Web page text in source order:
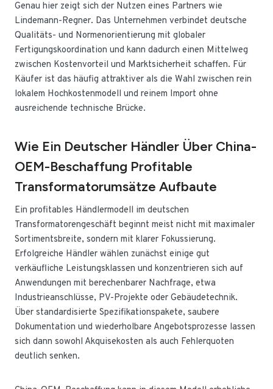
Genau hier zeigt sich der Nutzen eines Partners wie
Lindemann-Regner. Das Unternehmen verbindet deutsche
Qualitäts- und Normenorientierung mit globaler
Fertigungskoordination und kann dadurch einen Mittelweg
zwischen Kostenvorteil und Marktsicherheit schaffen. Für
Käufer ist das häufig attraktiver als die Wahl zwischen rein
lokalem Hochkostenmodell und reinem Import ohne
ausreichende technische Brücke.
Wie Ein Deutscher Händler Über China-
OEM-Beschaffung Profitable
Transformatorumsätze Aufbaute
Ein profitables Händlermodell im deutschen
Transformatorengeschäft beginnt meist nicht mit maximaler
Sortimentsbreite, sondern mit klarer Fokussierung.
Erfolgreiche Händler wählen zunächst einige gut
verkäufliche Leistungsklassen und konzentrieren sich auf
Anwendungen mit berechenbarer Nachfrage, etwa
Industrieanschlüsse, PV-Projekte oder Gebäudetechnik.
Über standardisierte Spezifikationspakete, saubere
Dokumentation und wiederholbare Angebotsprozesse lassen
sich dann sowohl Akquisekosten als auch Fehlerquoten
deutlich senken.